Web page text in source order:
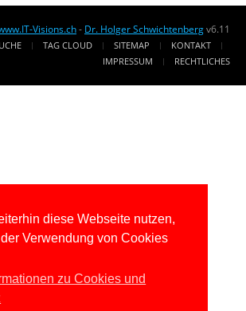
diese Webseite nutzen,
Verwendung von Cookies
zu Cookies und
Visions.ch- Dr. Holger Schwichtenbergv6.11
TAG CLOUD SITEMAP
KONTAKT
IMPRESSUM
RECHTLICHES